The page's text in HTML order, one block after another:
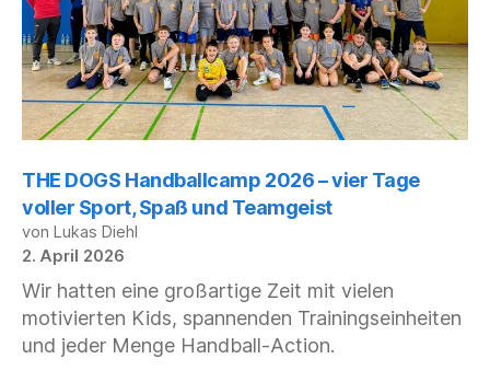
THE DOGS Handballcamp 2026 – vier Tage
voller Sport, Spaß und Teamgeist
von Lukas Diehl
2. April 2026
Wir hatten eine großartige Zeit mit vielen
motivierten Kids, spannenden Trainingseinheiten
und jeder Menge Handball‑Action.